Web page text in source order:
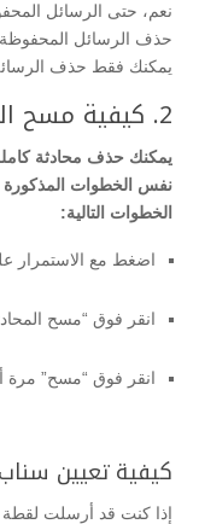
نعم، حتى الرسائل
حذف الرسائل
يمكنك فقط حذف الرسائل
2. كيفية مسح المحادثة في السناب شات:
يمكنك حذف محادثة
نفس الخطوات المذكورة
الخطوات التالية:
اضغط مع الاستمرار
انقر فوق “مسح
انقر فوق “مسح” مرة
كيفية تعيين
إذا كنت قد أرسلت